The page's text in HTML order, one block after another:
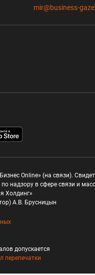
mir@business-
Online» (на связи).
надзору в сфере связи и
Холдинг»
А.В. Брусницын
допускается
перепечатки